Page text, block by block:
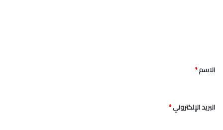
*
الاسم*
البريد الإلكتروني*